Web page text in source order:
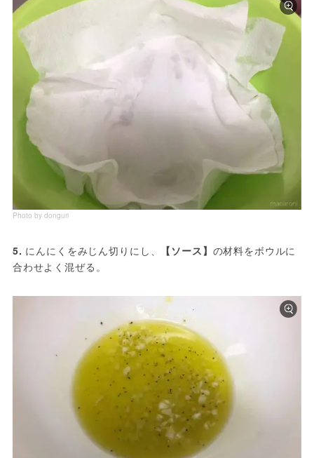
Photo by donguri
5. にんにくをみじん切りにし、 【ソース】 の材料をボウルに
合わせよく混ぜる。